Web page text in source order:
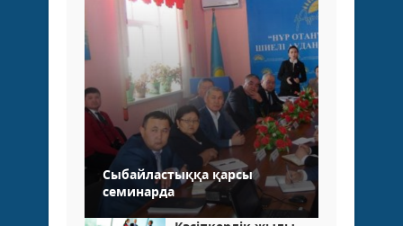
Сыбайластыққа қарсы
семинарда